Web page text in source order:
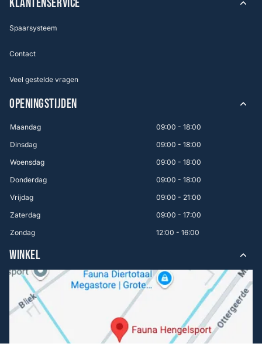
KLANTENSERVICE
Spaarsysteem
Contact
Veel gestelde vragen
OPENINGSTIJDEN
Maandag
09:00 - 18:00
Dinsdag
09:00 - 18:00
Woensdag
09:00 - 18:00
Donderdag
09:00 - 18:00
Vrijdag
09:00 - 21:00
Zaterdag
09:00 - 17:00
Zondag
12:00 - 16:00
WINKEL